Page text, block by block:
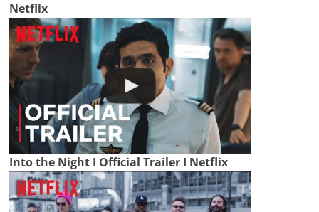
Netflix
Into the Night I Official Trailer I Netflix